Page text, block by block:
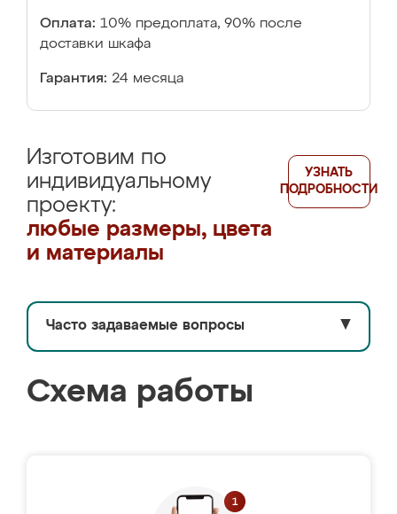
Оплата: 10% предоплата, 90% после
доставки шкафа
Гарантия: 24 месяца
Изготовим по
индивидуальному
проекту:
любые размеры, цвета
и материалы
УЗНАТЬ
ПОДРОБНОСТИ
Часто задаваемые вопросы ▼
Схема работы